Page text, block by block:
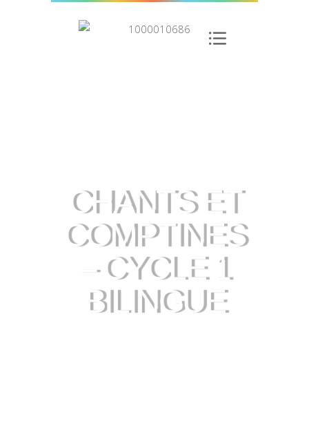
CHANTS ET
COMPTINES
– CYCLE 1
BILINGUE